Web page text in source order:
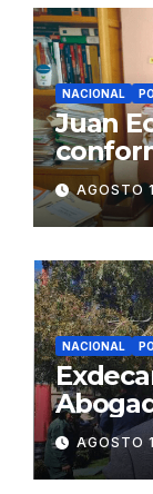
NACIONAL
Juan
AGOSTO
NACIONAL
AGOSTO